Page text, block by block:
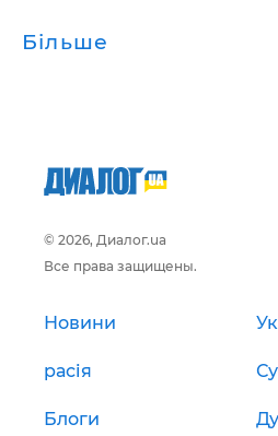
Більше
© 2026, Диалог.ua
Все права защищены.
Новини
расія
Блоги